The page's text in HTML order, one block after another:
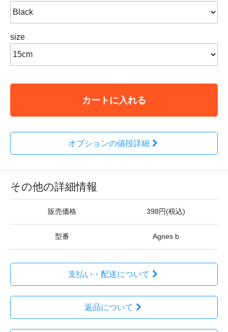
size
カートに入れる
オプションの値段詳細
その他の詳細情報
販売価格 398円(税込)
型番 Agnes b
支払い・配送について
返品について